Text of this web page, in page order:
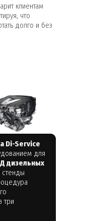
клиентам
что
долго и без
Di-Service
для
дизельных
стенды
три